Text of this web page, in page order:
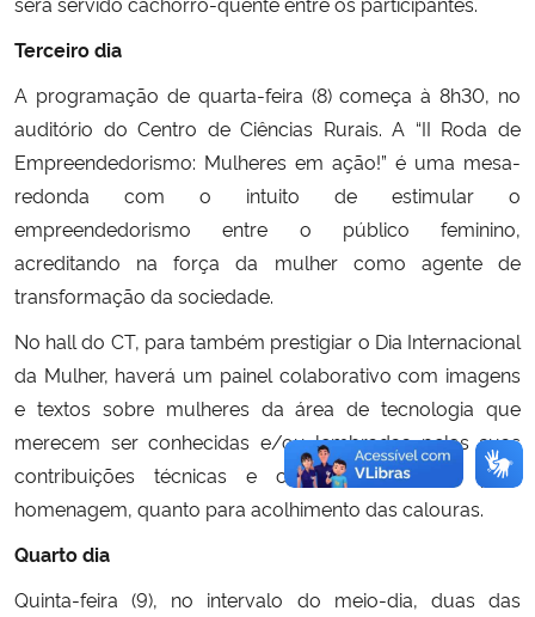
Terceiro dia
A programação de quarta-feira (8) começa à 8h30, no
auditório do Centro de Ciências Rurais. A “II Roda de
Empreendedorismo: Mulheres em ação!” é uma mesa-
redonda com o intuito de estimular o
empreendedorismo entre o público feminino,
acreditando na força da mulher como agente de
transformação da sociedade.
No hall do CT, para também prestigiar o Dia Internacional
da Mulher, haverá um painel colaborativo com imagens
e textos sobre mulheres da área de tecnologia que
merecem ser conhecidas e/ou lembradas pelas suas
contribuições técnicas e científicas. É tanto para
homenagem, quanto para acolhimento das calouras.
Quarto dia
Quinta-feira (9), no intervalo do meio-dia, duas das